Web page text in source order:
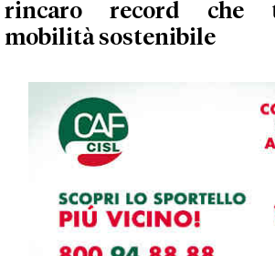
rincaro record che
mobilità sostenibile